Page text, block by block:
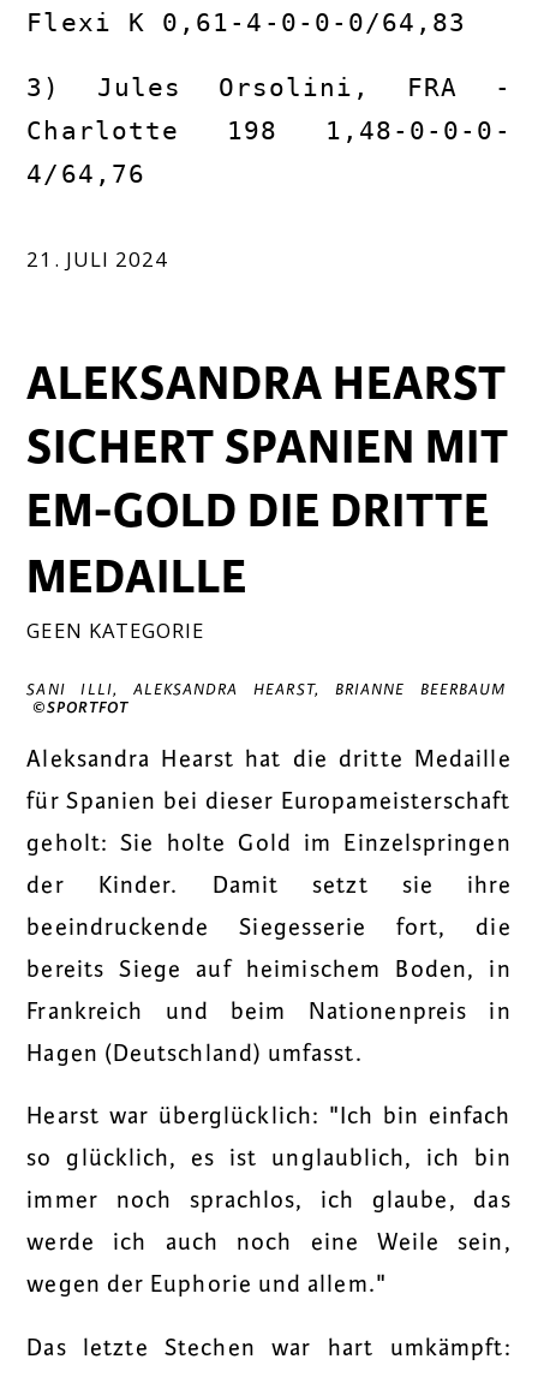
Flexi K 0,61-4-0-0-0/64,83
3) Jules Orsolini, FRA -
Charlotte 198 1,48-0-0-0-
4/64,76
21. JULI 2024
ALEKSANDRA HEARST
SICHERT SPANIEN MIT
EM-GOLD DIE DRITTE
MEDAILLE
GEEN KATEGORIE
SANI ILLI, ALEKSANDRA HEARST, BRIANNE BEERBAUM
©SPORTFOT
Aleksandra Hearst hat die dritte Medaille
für Spanien bei dieser Europameisterschaft
geholt: Sie holte Gold im Einzelspringen
der Kinder. Damit setzt sie ihre
beeindruckende Siegesserie fort, die
bereits Siege auf heimischem Boden, in
Frankreich und beim Nationenpreis in
Hagen (Deutschland) umfasst.
Hearst war überglücklich: "Ich bin einfach
so glücklich, es ist unglaublich, ich bin
immer noch sprachlos, ich glaube, das
werde ich auch noch eine Weile sein,
wegen der Euphorie und allem."
Das letzte Stechen war hart umkämpft: